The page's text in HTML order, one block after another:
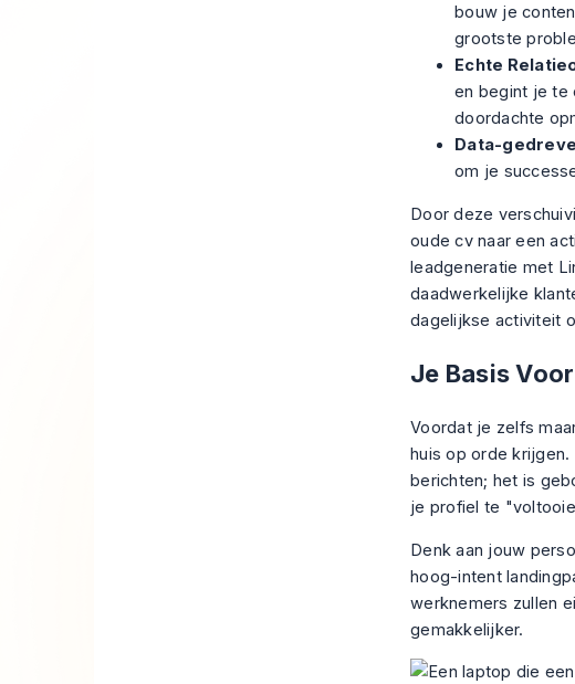
bouw je
grootste
Echte
en begint je te
doordachte
Data-
om je
Door deze
oude cv naar een
leadgeneratie met
daadwerkelijke
dagelijkse activiteit
Je Basis
Voordat je zelfs
huis op orde
berichten; het is
je profiel te
Denk aan jouw
hoog-intent
werknemers zullen
gemakkelijker.